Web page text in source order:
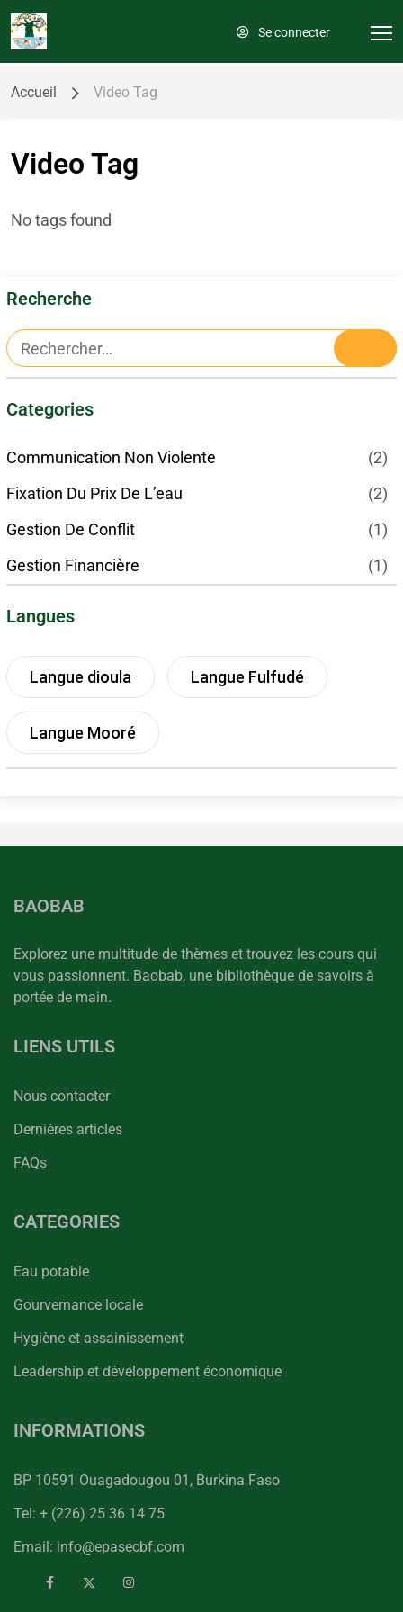
Se connecter
Accueil Video Tag
Video Tag
No tags found
Recherche
Categories
Communication Non Violente
(2)
Fixation Du Prix De L’eau
(2)
Gestion De Conflit
(1)
Gestion Financière
(1)
Langues
Langue dioula Langue Fulfudé
Langue Mooré
BAOBAB
Explorez une multitude de thèmes et trouvez les cours qui
vous passionnent. Baobab, une bibliothèque de savoirs à
portée de main.
LIENS UTILS
Nous contacter
Dernières articles
FAQs
CATEGORIES
Eau potable
Gourvernance locale
Hygiène et assainissement
Leadership et développement économique
INFORMATIONS
BP 10591 Ouagadougou 01, Burkina Faso
Tel: + (226) 25 36 14 75
Email: info@epasecbf.com